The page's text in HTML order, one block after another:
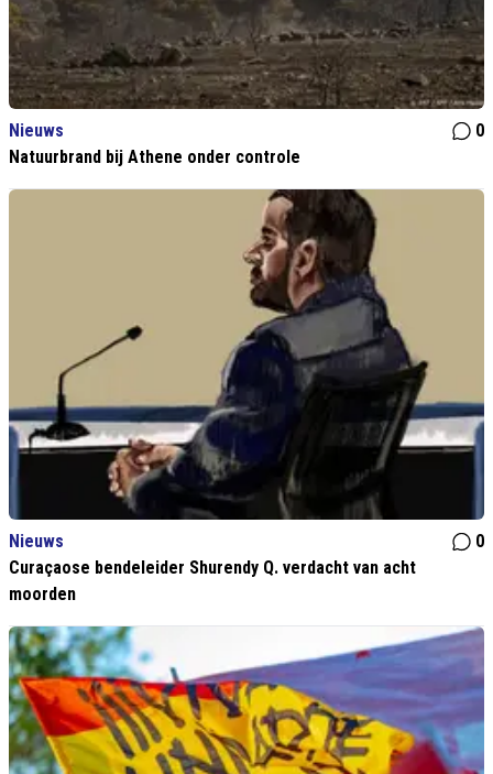
Nieuws
0
Natuurbrand bij Athene onder controle
Nieuws
0
Curaçaose bendeleider Shurendy Q. verdacht van acht
moorden